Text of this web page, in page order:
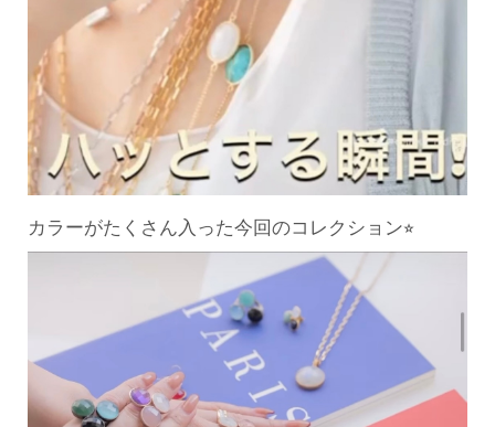
カラーがたくさん入った今回のコレクション⭐︎